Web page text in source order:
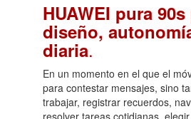
HUAWEI pura
diseño,
diaria.
En un momento en el que el
para contestar mensajes, sino
trabajar, registrar recuerdos,